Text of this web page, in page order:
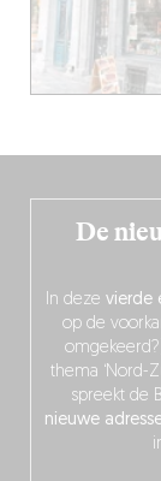
De
In deze vierde
op de
thema ‘Nord-
spreekt de
nieuwe